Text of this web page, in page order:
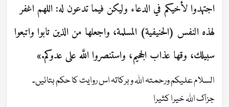
اجتهدوا لأخيكم في الدعاء وليكن فيما تدعون له: ‌اللهم ‌اغفر
‌لهذه ‌النفس (‌الحنيفية) ‌المسلمة، ‌واجعلها ‌من ‌الذين ‌تابوا واتبعوا
سبيلك، وقها عذاب الجحيم، واستنصروا اللَّه على عدوكم.»
السلام علیکم ورحمتہ اللہ وبرکاتہ اس روایت کا حکم بتائیں۔
جزاک اللہ خیرا کثیرا